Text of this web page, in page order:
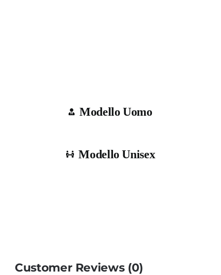
Modello Uomo
Modello Unisex
Customer Reviews (0)